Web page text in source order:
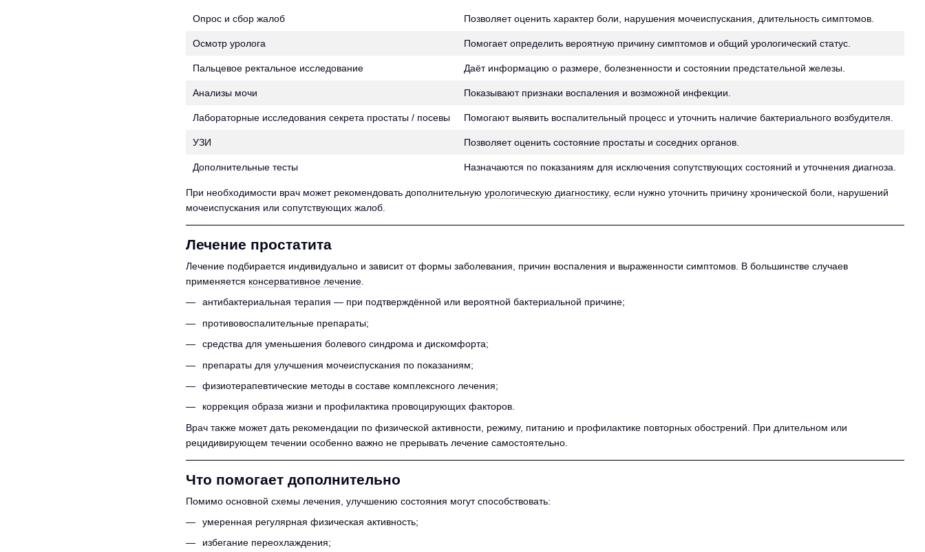
Опрос и сбор жалоб Позволяет оценить характер боли, нарушения мочеиспускания, длительность симптомов.
Осмотр уролога Помогает определить вероятную причину симптомов и общий урологический статус.
Пальцевое ректальное исследование Даёт информацию о размере, болезненности и состоянии предстательной железы.
Анализы мочи Показывают признаки воспаления и возможной инфекции.
Лабораторные исследования секрета простаты / посевы Помогают выявить воспалительный процесс и уточнить наличие бактериального возбудителя.
УЗИ Позволяет оценить состояние простаты и соседних органов.
Дополнительные тесты Назначаются по показаниям для исключения сопутствующих состояний и уточнения диагноза.
При необходимости врач может рекомендовать дополнительную урологическую диагностику, если нужно уточнить причину хронической боли, нарушений
мочеиспускания или сопутствующих жалоб.
Лечение простатита
Лечение подбирается индивидуально и зависит от формы заболевания, причин воспаления и выраженности симптомов. В большинстве случаев
применяется консервативное лечение
антибактериальная терапия — при подтверждённой или вероятной бактериальной причине;
противовоспалительные препараты;
средства для уменьшения болевого синдрома и дискомфорта;
препараты для улучшения мочеиспускания по показаниям;
физиотерапевтические методы в составе комплексного лечения;
коррекция образа жизни и профилактика провоцирующих факторов.
Врач также может дать рекомендации по физической активности, режиму, питанию и профилактике повторных обострений. При длительном или
рецидивирующем течении особенно важно не прерывать лечение самостоятельно.
Что помогает дополнительно
Помимо основной схемы лечения, улучшению состояния могут способствовать:
умеренная регулярная физическая активность;
избегание переохлаждения;